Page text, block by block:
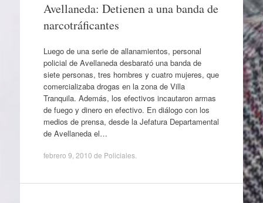
Avellaneda: Detienen a una banda de
narcotráficantes
Luego de una serie de allanamientos, personal
policial de Avellaneda desbarató una banda de
siete personas, tres hombres y cuatro mujeres, que
comercializaba drogas en la zona de Villa
Tranquila. Además, los efectivos incautaron armas
de fuego y dinero en efectivo. En diálogo con los
medios de prensa, desde la Jefatura Departamental
de Avellaneda el…
febrero 9, 2010 de Policiales.